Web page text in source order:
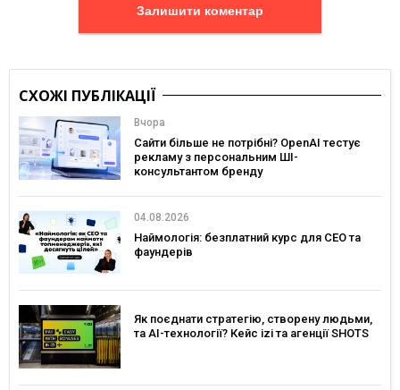
Залишити коментар
СХОЖІ ПУБЛІКАЦІЇ
Вчора
Сайти більше не потрібні? OpenAI тестує
рекламу з персональним ШІ-
консультантом бренду
04.08.2026
Наймологія: безплатний курс для CEO та
фаундерів
Як поєднати стратегію, створену людьми,
та AI-технології? Кейс izi та агенції SHOTS